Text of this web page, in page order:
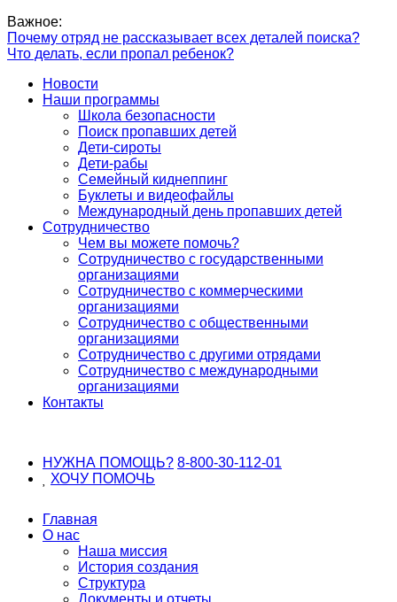
Важное:
Почему отряд не рассказывает всех деталей поиска?
Что делать, если пропал ребенок?
Новости
Наши программы
Школа безопасности
Поиск пропавших детей
Дети-сироты
Дети-рабы
Семейный киднеппинг
Буклеты и видеофайлы
Международный день пропавших детей
Сотрудничество
Чем вы можете помочь?
Сотрудничество с государственными
организациями
Сотрудничество с коммерческими
организациями
Сотрудничество с общественными
организациями
Сотрудничество с другими отрядами
Сотрудничество с международными
организациями
Контакты
НУЖНА ПОМОЩЬ? 8-800-30-112-01
ХОЧУ ПОМОЧЬ
Главная
О нас
Наша миссия
История создания
Структура
Документы и отчеты